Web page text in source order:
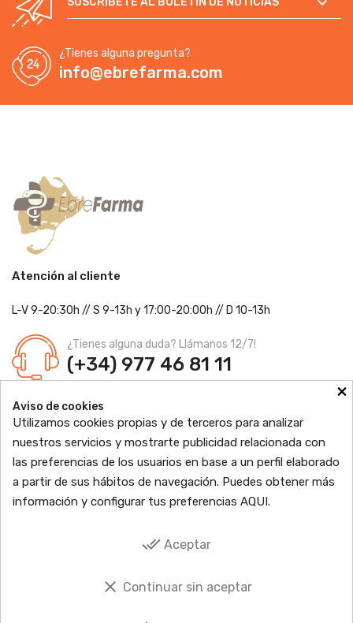
¿Tienes alguna pregunta?
info@ebrefarma.com
Atención al cliente
L-V 9-20:30h // S 9-13h y 17:00-20:00h // D 10-13h
¿Tienes alguna duda? Llámanos 12/7!
(+34) 977 46 81 11
Farmacia Jordi Blanch
C/ Major, 1 - 43877
Ldo. Jordi Blanch Pastor
Nº de Colegiado: 870
Nº Autorización: F4300109
PRODUCTOS

INFORMACIÓN
×
Aviso de cookies
Utilizamos cookies propias y de terceros para analizar
nuestros servicios y mostrarte publicidad relacionada con
las preferencias de los usuarios en base a un perfil elaborado
a partir de sus hábitos de navegación. Puedes obtener más
información y configurar tus preferencias AQUI.
done_all Aceptar
clear Continuar sin aceptar